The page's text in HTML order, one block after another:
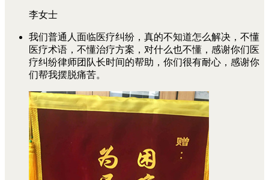
李女士
我们普通人面临医疗纠纷，真的不知道怎么解决，不懂
医疗术语，不懂治疗方案，对什么也不懂，感谢你们医
疗纠纷律师团队长时间的帮助，你们很有耐心，感谢你
们帮我摆脱痛苦。